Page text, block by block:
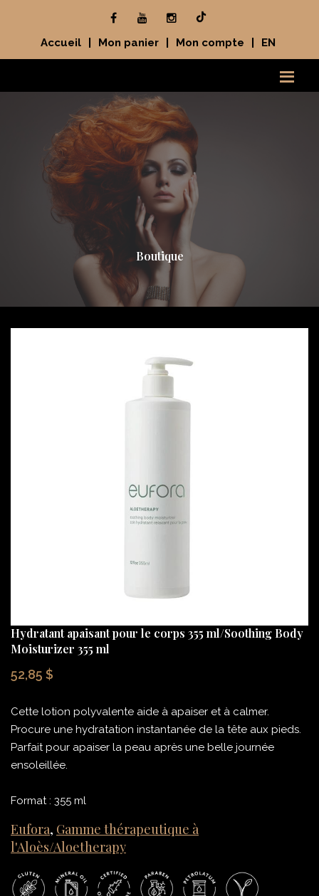
Accueil Mon panier Mon compte EN
Boutique
Hydratant apaisant pour le corps 355 ml/Soothing Body
Moisturizer 355 ml
52,85 $
Cette lotion polyvalente aide à apaiser et à calmer.
Procure une hydratation instantanée de la tête aux pieds.
Parfait pour apaiser la peau après une belle journée
ensoleillée.
Format : 355 ml
Eufora, Gamme thérapeutique à
l'Aloès/Aloetherapy